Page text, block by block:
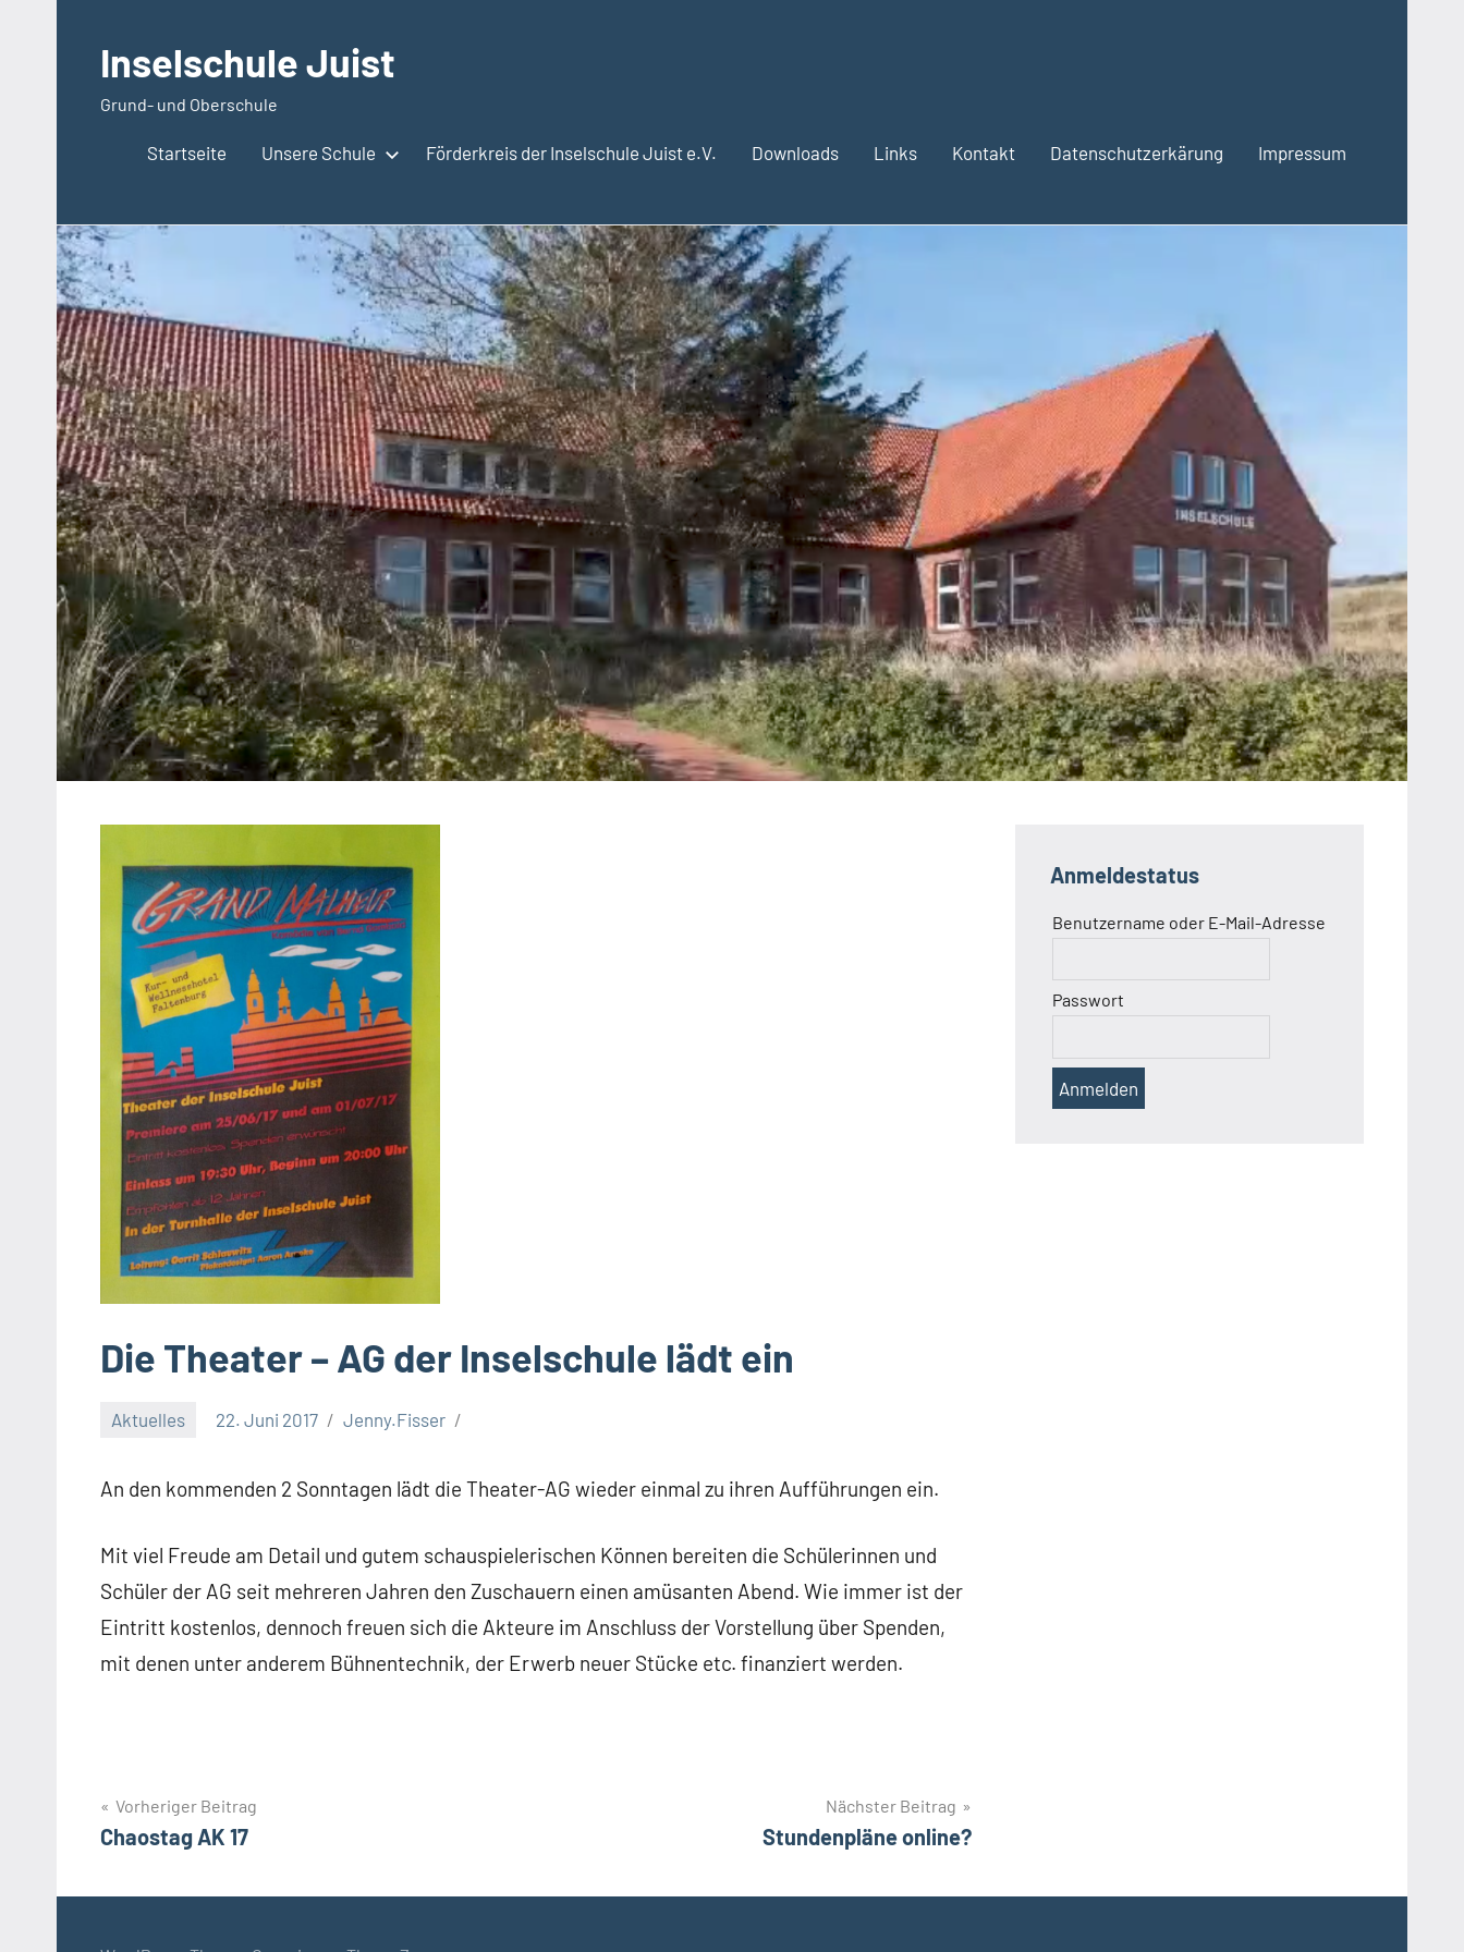
springenInselschule Juist
Grund- und Oberschule
Startseite Unsere Schule Förderkreis der Inselschule Juist e.V. Downloads Links Kontakt Datenschutzerkärung Impressum
Die Theater – AG der Inselschule lädt ein
Aktuelles 22. Juni 2017 Jenny.Fisser
An den kommenden 2 Sonntagen lädt die Theater-AG wieder einmal zu ihren Aufführungen ein.
Mit viel Freude am Detail und gutem schauspielerischen Können bereiten die Schülerinnen und
Schüler der AG seit mehreren Jahren den Zuschauern einen amüsanten Abend. Wie immer ist der
Eintritt kostenlos, dennoch freuen sich die Akteure im Anschluss der Vorstellung über Spenden,
mit denen unter anderem Bühnentechnik, der Erwerb neuer Stücke etc. finanziert werden.
Beitragsnavigation
Vorheriger Beitrag
Chaostag AK 17
Nächster Beitrag
Stundenpläne online?
Anmeldestatus
Benutzername oder E-Mail-Adresse
Passwort